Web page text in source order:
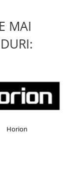
MAI
Horion